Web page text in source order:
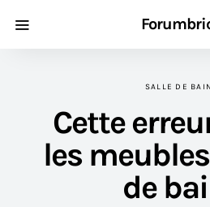
SALLE DE
Cette
les
de